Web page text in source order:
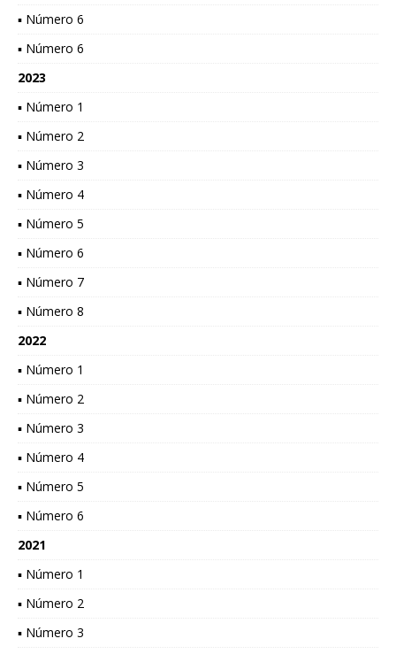
▪ Número 6
▪ Número 6
2023
▪ Número 1
▪ Número 2
▪ Número 3
▪ Número 4
▪ Número 5
▪ Número 6
▪ Número 7
▪ Número 8
2022
▪ Número 1
▪ Número 2
▪ Número 3
▪ Número 4
▪ Número 5
▪ Número 6
2021
▪ Número 1
▪ Número 2
▪ Número 3